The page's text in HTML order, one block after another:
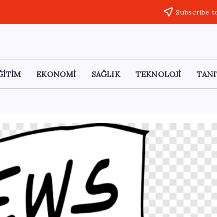
Subscribe
EKONOMİ SAĞLIK TEKNOLOJİ